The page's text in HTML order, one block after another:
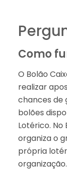
Como
O Bolão
realizar
chances de
bolões
Lotérico.
organiza o
própria